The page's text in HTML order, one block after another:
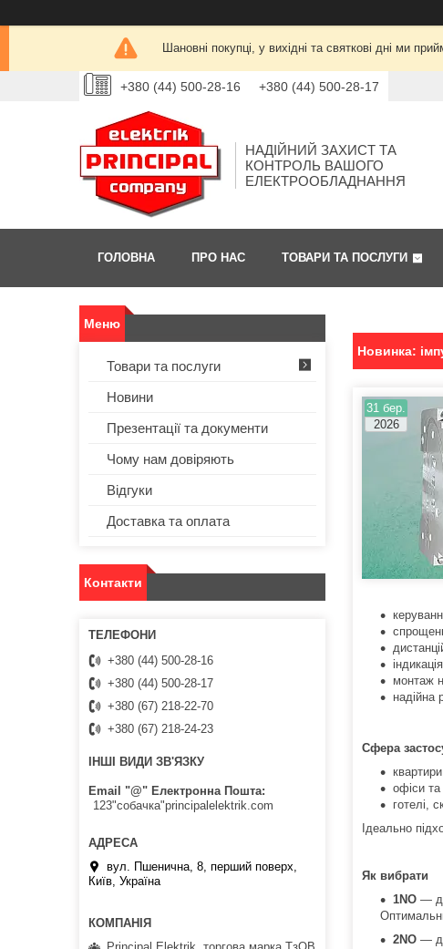
Шановні покупці, у вихідні та святкові дні ми
+380 (44) 500-28-16 +380 (44) 500-28-17
НАДІЙНИЙ ЗАХИСТ ТА
КОНТРОЛЬ ВАШОГО
ЕЛЕКТРООБЛАДНАННЯ
ГОЛОВНА ПРО НАС ТОВАРИ ТА ПОСЛУГИ
Новинка:
31 бер.
2026
монтаж
надійна
Сфера
офіси та
готелі,
Ідеально
Як вибрати
1NO —
2NO —
Товари та послуги
Новини
Презентації та документи
Чому нам довіряють
Відгуки
Доставка та оплата
Контакти
+380 (44) 500-28-16
+380 (44) 500-28-17
+380 (67) 218-22-70
+380 (67) 218-24-23
ІНШІ ВИДИ ЗВ'ЯЗКУ
Email "@" Електронна Пошта
123"собачка"principalelektrik.com
вул. Пшенична, 8, перший поверх,
Київ, Україна